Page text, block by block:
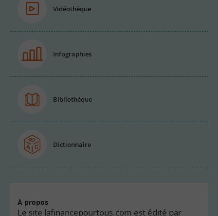
Vidéothèque
Infographies
Bibliothèque
Dictionnaire
À propos
Le site lafinancepourtous.com est édité par